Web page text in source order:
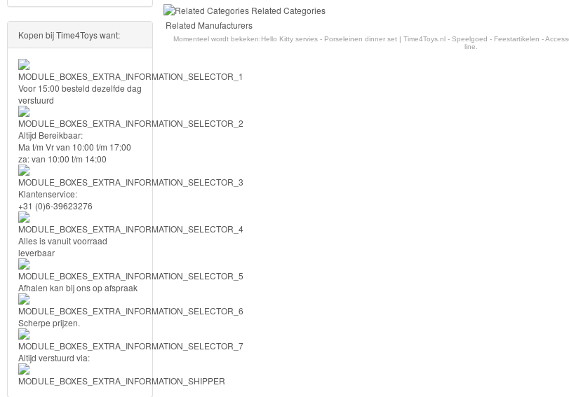
Spiderman
Disney
princess
Angry
Birds
Batman
Goede
dinosaurus
Dora
-
Diego
Hello
Kitty
Kinderkamer
dekbedovertrek
Related Categories
Related Manufacturers
Momenteel wordt bekeken: Hello Kitty servies - Porseleinen dinner set | Time4Toys.nl - Speelgoed - Feestartikelen -
line.
Kopen bij Time4Toys want:
Voor 15:00 besteld dezelfde dag
verstuurd
Altijd Bereikbaar:
Ma t/m Vr van 10:00 t/m 17:00
za: van 10:00 t/m 14:00
Klantenservice:
+31 (0)6-39623276
Alles is vanuit voorraad
leverbaar
Afhalen kan bij ons op afspraak
Scherpe prijzen.
Altijd verstuurd via: